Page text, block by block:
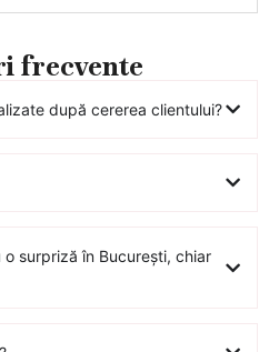
frecvente
după cererea clientului?
surpriză în București, chiar